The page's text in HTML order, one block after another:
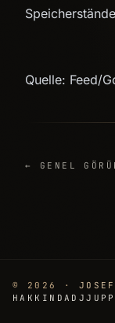
Quelle: Feed/
← GENEL
© 2026 ·
HAKKINDA DJJUPP